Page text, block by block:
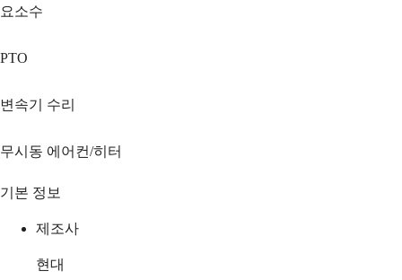
요소수
PTO
변속기 수리
무시동 에어컨/히터
기본 정보
제조사
현대